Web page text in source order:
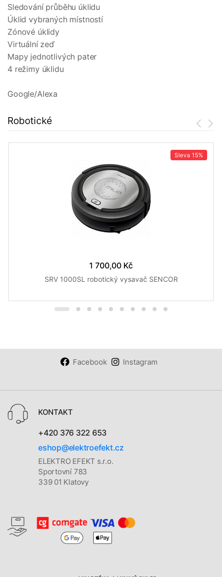
Sledování průběhu úklidu
Úklid vybraných místností
Zónové úklidy
Virtuální zeď
Mapy jednotlivých pater
4 režimy úklidu
Google/Alexa
Robotické
Sleva 15%
1 700,00 Kč
SRV 1000SL robotický vysavač SENCOR
Facebook Instagram
KONTAKT
+420 376 322 653
eshop@elektroefekt.cz
ELEKTRO EFEKT s.r.o.
Sportovní 783
339 01 Klatovy